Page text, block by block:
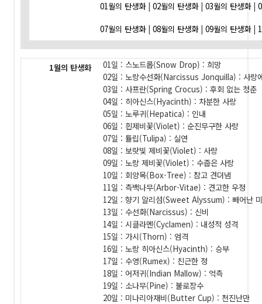
01월의 탄생화| 02월의 탄생화| 03월의 탄생화|
07월의 탄생화| 08월의 탄생화| 09월의 탄생화|
1월의 탄생화
01일 : 스노드롭(Snow Drop) : 희망
02일 : 노랑수선화(Narcissus Jonquilla) : 사랑
03일 : 사프란(Spring Crocus) : 후회 없는 청춘
04일 : 히아신스(Hyacinth) : 차분한 사랑
05일 : 노루귀(Hepatica) : 인내
06일 : 흰제비꽃(Violet) : 순진무구한 사랑
07일 : 튤립(Tulipa) : 실연
08일 : 보랏빛 제비꽃(Violet) : 사랑
09일 : 노랑 제비꽃(Violet) : 수줍은 사랑
10일 : 회양목(Box-Tree) : 참고 견뎌냄
11일 : 측백나무(Arbor-Vitae) : 견고한 우정
12일 : 향기 알리섬(Sweet Alyssum) : 빼어난
13일 : 수선화(Narcissus) : 신비
14일 : 시클라멘(Cyclamen) : 내성적 성격
15일 : 가시(Thorn) : 엄격
16일 : 노랑 히아신스(Hyacinth) : 승부
17일 : 수영(Rumex) : 친근한 정
18일 : 어저귀(Indian Mallow) : 억측
19일 : 소나무(Pine) : 불로장수
20일 : 미나리아재비(Butter Cup) : 천진난만